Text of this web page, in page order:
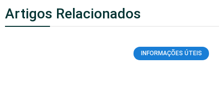
Artigos Relacionados
INFORMAÇÕES ÚTEIS